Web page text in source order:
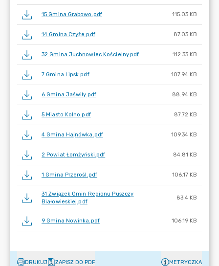
15 Gmina Grabowo.pdf 115.03 KB
14 Gmina Czyże.pdf 87.03 KB
32 Gmina Juchnowiec Kościelny.pdf 112.33 KB
7 Gmina Lipsk.pdf 107.94 KB
6 Gmina Jaświły.pdf 88.94 KB
5 Miasto Kolno.pdf 87.72 KB
4 Gmina Hajnówka.pdf 109.34 KB
2 Powiat Łomżyński.pdf 84.81 KB
1 Gmina Przerośl.pdf 106.17 KB
31 Związek Gmin Regionu Puszczy
Białowieskiej.pdf
83.4 KB
9 Gmina Nowinka.pdf 106.19 KB
DRUKUJ ZAPISZ DO PDF METRYCZKA